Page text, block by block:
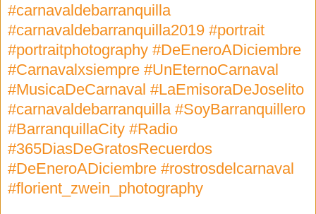
#carnavaldebarranquilla
#carnavaldebarranquilla2019 #portrait
#portraitphotography #DeEneroADiciembre
#Carnavalxsiempre #UnEternoCarnaval
#MusicaDeCarnaval #LaEmisoraDeJoselito
#carnavaldebarranquilla #SoyBarranquillero
#BarranquillaCity #Radio
#365DiasDeGratosRecuerdos
#DeEneroADiciembre #rostrosdelcarnaval
#florient_zwein_photography